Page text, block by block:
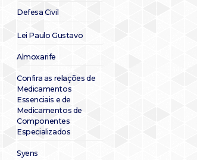
Defesa Civil
Lei Paulo Gustavo
Almoxarife
Confira as relações de
Medicamentos
Essenciais e de
Medicamentos de
Componentes
Especializados
Syens